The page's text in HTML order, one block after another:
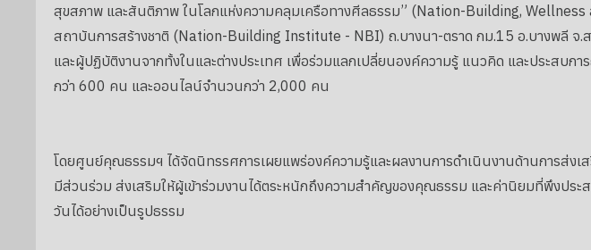
สุขสภาพ และสันติภาพ ในโลกแห่งความคลุมเครือทางศีลธรรม” (Nation-Building,
สถาบันการสร้างชาติ (Nation-Building Institute - NBI) ถ.บางนา-ตราด กม.15 อ.บางพลี จ.
และผู้ปฏิบัติงานจากทั้งในและต่างประเทศ เพื่อร่วมแลกเปลี่ยนองค์ความรู้ แนวคิด และประสบ
กว่า 600 คน และออนไลน์จำนวนกว่า 2,000 คน
โดยศูนย์คุณธรรมฯ ได้จัดนิทรรศการเผยแพร่องค์ความรู้และผลงานการดำเนินงานด้านการส่
มีส่วนร่วม ส่งเสริมให้ผู้เข้าร่วมงานได้ตระหนักถึงความสำคัญของคุณธรรม และค่านิยมที่พึงประ
วันได้อย่างเป็นรูปธรรม